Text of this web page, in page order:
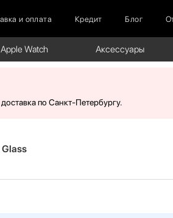
и оплата Кредит Блог
Apple Watch Аксессуары
по Санкт-Петербургу.